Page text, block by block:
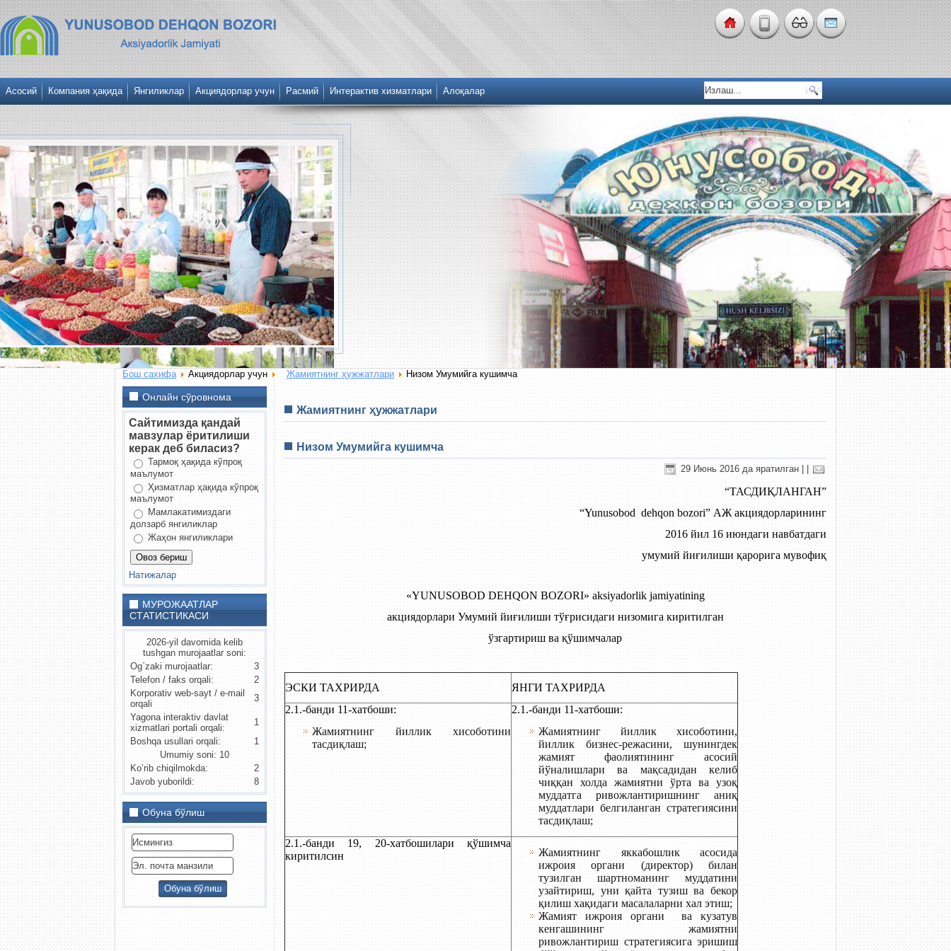
Асосий Компания ҳақида Янгиликлар Акциядорлар учун Расмий Интерактив хизматлари Алоқалар
Бош сахифа Акциядорлар учун Жамиятнинг ҳужжатлари Низом Умумийга кушимча
Онлайн сўровнома
Сайтимизда қандай
мавзулар ёритилиши
керак деб биласиз?
Тармоқ ҳақида кўпроқ
маълумот
Ҳизматлар ҳақида кўпроқ
маълумот
Мамлакатимиздаги
долзарб янгиликлар
Жаҳон янгиликлари
Натижалар
МУРОЖААТЛАР
СТАТИСТИКАСИ
2026-yil davomida kelib
tushgan murojaatlar soni:
Og`zaki murojaatlar:
3
Telefon / faks orqali:
2
Korporativ web-sayt / e-mail
orqali
3
Yagona interaktiv davlat
xizmatlari portali orqali:
1
Boshqa usullari orqali:
1
Umumiy soni: 10
Ko’rib chiqilmokda:
2
Javob yuborildi:
8
Обуна бўлиш
Жамиятнинг ҳужжатлари
Низом Умумийга кушимча
29 Июнь 2016 да яратилган
“ТАСДИҚЛАНГАН”
“Yunusobod dehqon bozori” АЖ акциядорларининг
2016 йил 16 июндаги навбатдаги
умумий йиғилиши қарорига мувофиқ
«YUNUSOBOD DEHQON BOZORI» aksiyadorlik jamiyatining
акциядорлари Умумий йиғилиши тўғрисидаги низомига киритилган
ўзгартириш ва қўшимчалар
ЭСКИ ТАХРИРДА
ЯНГИ ТАХРИРДА
2.1.-банди 11-хатбоши:
Жамиятнинг йиллик хисоботини
тасдиқлаш;
2.1.-банди 11-хатбоши:
Жамиятнинг йиллик хисоботини,
йиллик бизнес-режасини, шунингдек
жамият фаолиятининг асосий
йўналишлари ва мақсадидан келиб
чиққан холда жамиятни ўрта ва узоқ
муддатга ривожлантиришнинг аниқ
муддатлари белгиланган стратегиясини
тасдиқлаш;
2.1.-банди 19, 20-хатбошилари қўшимча
киритилсин
Жамиятнинг яккабошлик асосида
ижроия органи (директор) билан
тузилган шартноманинг муддатини
узайтириш, уни қайта тузиш ва бекор
қилиш хақидаги масалаларни хал этиш;
Жамият ижроия органи ва кузатув
кенгашининг жамиятни
ривожлантириш стратегиясига эришиш